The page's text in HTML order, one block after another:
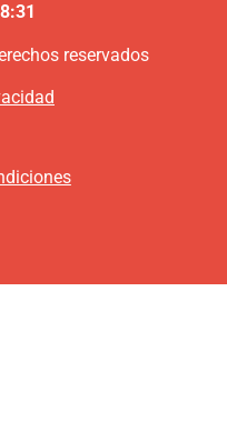
reservados